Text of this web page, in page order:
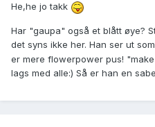
He,he jo takk
Har "gaupa" også et blått øye?
det syns ikke her. Han ser ut
er mere flowerpower pus!
lags med alle:) Så er han en